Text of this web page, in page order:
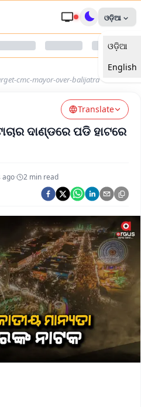
Shakti
Connect
Odisha
Dekhein Apna Desh
ଓଡ଼ିଆ
ଓଡ଼ିଆ
English
cmc-mayor-over-balijatra
Translate
ଦାଣ୍ଡରେ ପଡି ହାଟରେ
ago· 2 min read